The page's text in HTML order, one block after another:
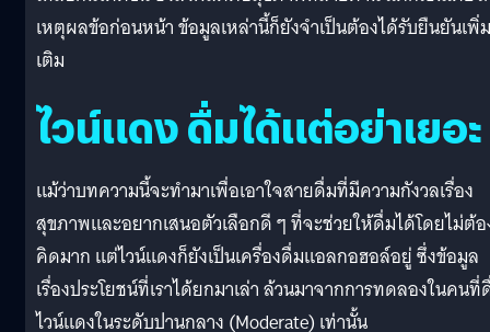
เหตุผลข้อก่อนหน้า ข้อมูลเหล่านี้ก็ยังจำเป็นต้องได้รับยืนยันเพิ่ม
เติม
ไวน์แดง ดื่มได้แต่อย่าเยอะ
แม้ว่าบทความนี้จะทำมาเพื่อเอาใจสายดื่มที่มีความกังวลเรื่อง
สุขภาพและอยากเสนอตัวเลือกดี ๆ ที่จะช่วยให้ดื่มได้โดยไม่ต้
คิดมาก แต่ไวน์แดงก็ยังเป็นเครื่องดื่มแอลกอฮอล์อยู่ ซึ่งข้อมูล
เรื่องประโยชน์ที่เราได้ยกมาเล่า ล้วนมาจากการทดลองในคน
ไวน์แดงในระดับปานกลาง (Moderate) เท่านั้น